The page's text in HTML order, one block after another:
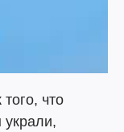
что
украли,